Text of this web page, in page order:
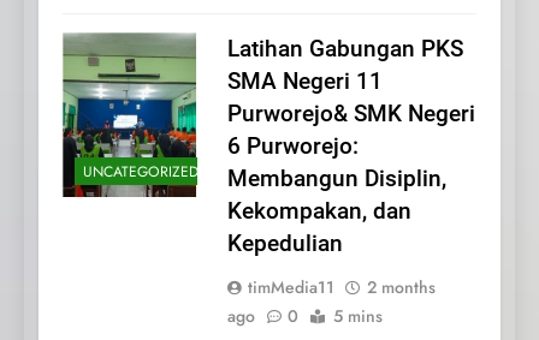
UNCATEGORIZED
Latihan Gabungan PKS
SMA Negeri 11
Purworejo& SMK Negeri
6 Purworejo:
Membangun Disiplin,
Kekompakan, dan
Kepedulian
timMedia11
2 months
ago
0 5 mins